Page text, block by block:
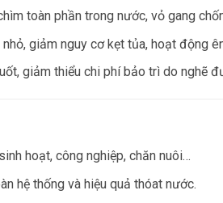
toàn phần trong nước, vỏ gang
giảm nguy cơ kẹt tủa, hoạt động
giảm thiểu chi phí bảo trì do nghẽ
hoạt, công nghiệp, chăn nuôi…
hệ thống và hiệu quả thóat nước.